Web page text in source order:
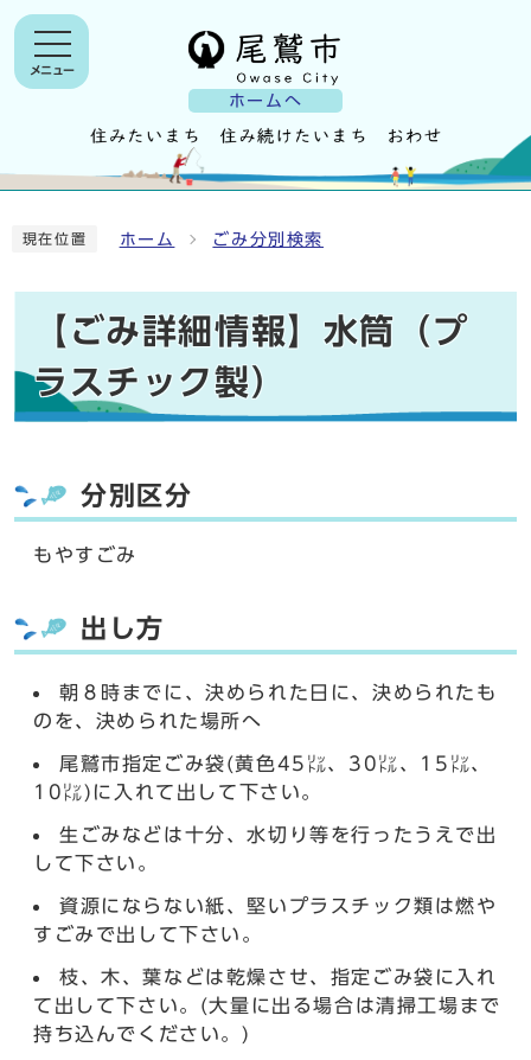
ホームへ
メニュー
現在位置 ホーム ごみ分別検索
【ごみ詳細情報】水筒（プ
ラスチック製）
分別区分
もやすごみ
出し方
朝８時までに、決められた日に、決められたも
のを、決められた場所へ
尾鷲市指定ごみ袋(黄色45㍑、30㍑、15㍑、
10㍑)に入れて出して下さい。
生ごみなどは十分、水切り等を行ったうえで出
して下さい。
資源にならない紙、堅いプラスチック類は燃や
すごみで出して下さい。
枝、木、葉などは乾燥させ、指定ごみ袋に入れ
て出して下さい。(大量に出る場合は清掃工場まで
持ち込んでください。)